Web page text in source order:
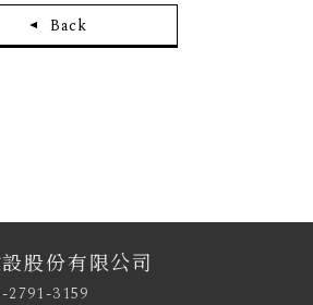
Back
股份有限公司
2791-3159